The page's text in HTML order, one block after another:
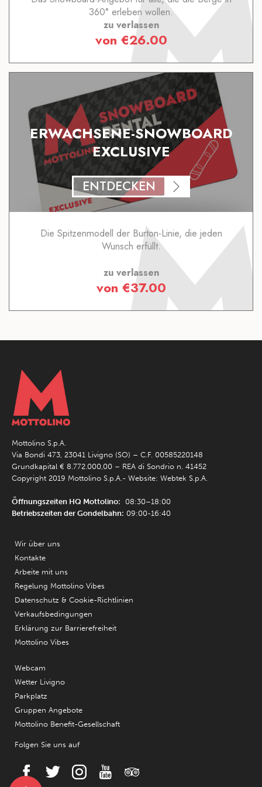
360° erleben wollen.
zu verlassen
von €26.00
ERWACHSENE-SNOWBOARD
EXCLUSIVE
ENTDECKEN
Die Spitzenmodell der Burton-Linie, die jeden
Wunsch erfüllt.
zu verlassen
von €37.00
Mottolino S.p.A.
Via Bondi 473, 23041 Livigno (SO) – C.F. 00585220148
Grundkapital € 8.772.000,00 – REA di Sondrio n. 41452
Copyright 2019 Mottolino S.p.A.- Website: Webtek S.p.A.
Öffnungszeiten HQ Mottolino: 08:30–18:00
Betriebszeiten der Gondelbahn: 09:00-16:40
Wir über uns
Kontakte
Arbeite mit uns
Regelung Mottolino Vibes
Datenschutz & Cookie-Richtlinien
Verkaufsbedingungen
Erklärung zur Barrierefreiheit
Mottolino Vibes
Webcam
Wetter Livigno
Parkplatz
Gruppen Angebote
Mottolino Benefit-Gesellschaft
Folgen Sie uns auf